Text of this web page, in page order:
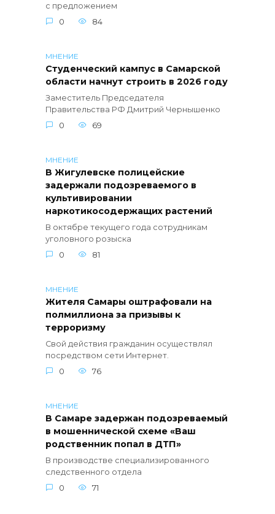
с предложением
0
84
МНЕНИЕ
Студенческий кампус в Самарской
области начнут строить в 2026 году
Заместитель Председателя
Правительства РФ Дмитрий Чернышенко
0
69
МНЕНИЕ
В Жигулевске полицейские
задержали подозреваемого в
культивировании
наркотикосодержащих растений
В октябре текущего года сотрудникам
уголовного розыска
0
81
МНЕНИЕ
Жителя Самары оштрафовали на
полмиллиона за призывы к
терроризму
Свой действия гражданин осуществлял
посредством сети Интернет.
0
76
МНЕНИЕ
В Самаре задержан подозреваемый
в мошеннической схеме «Ваш
родственник попал в ДТП»
В производстве специализированного
следственного отдела
0
71